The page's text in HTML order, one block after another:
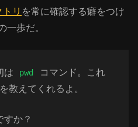
リ を常に確認する癖をつけ
歩だ。
は pwd
コマンド。これ
教えてくれるよ。
か？